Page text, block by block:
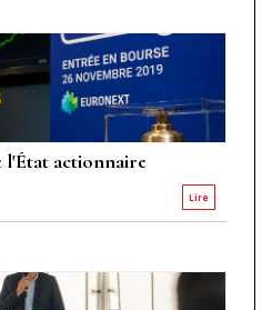
l'État actionnaire
Lire